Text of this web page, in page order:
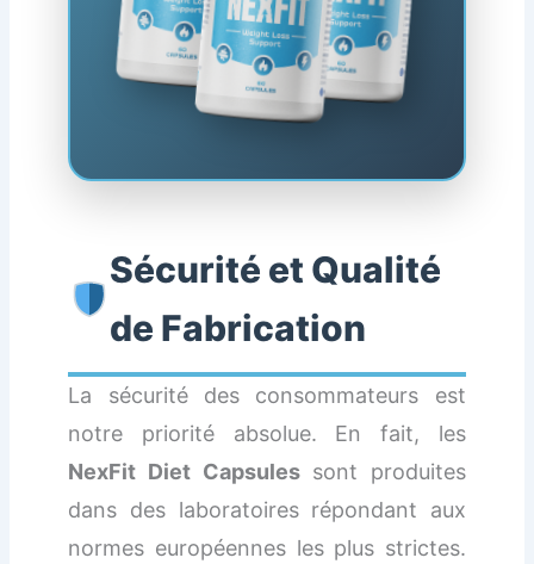
Sécurité et Qualité
de Fabrication
La sécurité des consommateurs est
notre priorité absolue. En fait, les
NexFit Diet Capsulessont produites
dans des laboratoires répondant aux
normes européennes les plus strictes.